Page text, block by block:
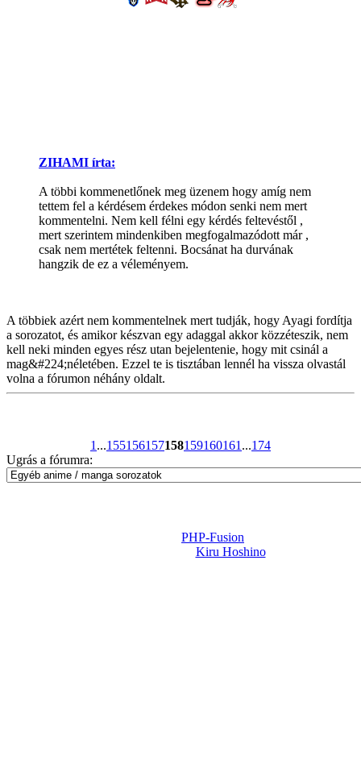
ZIHAMI írta:
A többi kommenetlőnek meg üzenem hogy amíg nem
tettem fel a kérdésem érdekes módon senki nem mert
kommentelni. Nem kell félni egy kérdés feltevéstől ,
mert szerintem mindenkiben megfogalmazódott már ,
csak nem mertétek feltenni. Bocsánat ha durvának
hangzik de ez a véleményem.
A többiek azért nem kommentelnek mert tudják, hogy Ayagi fordítja
a sorozatot, és amikor készvan egy adaggal akkor közzéteszik, nem
kell neki minden egyes rész utan bejelentenie, hogy mit csinál a
mag&#224;néletében. Ezzel te is tisztában lennél ha vissza olvastál
volna a fórumon néhány oldalt.
1 ...155156157158159160161 ...174
Ugrás a fórumra:
PHP-Fusion
Kiru Hoshino